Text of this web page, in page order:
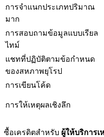
การจำแนกประเภทปริมาณ
มาก
การสอบถามข้อมูลแบบเรียล
ไทม์
แชทที่ปฏิบัติตามข้อกำหนด
ของสหภาพยุโรป
การเขียนโค้ด
การให้เหตุผลเชิงลึก
ซื้อเครดิตสำหรับ ผู้ให้บริการ